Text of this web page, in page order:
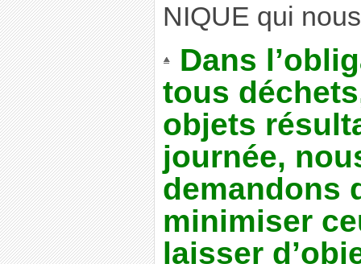
NIQUE qui
Dans
tous
objets
journée,
demandons
minimiser
laisser